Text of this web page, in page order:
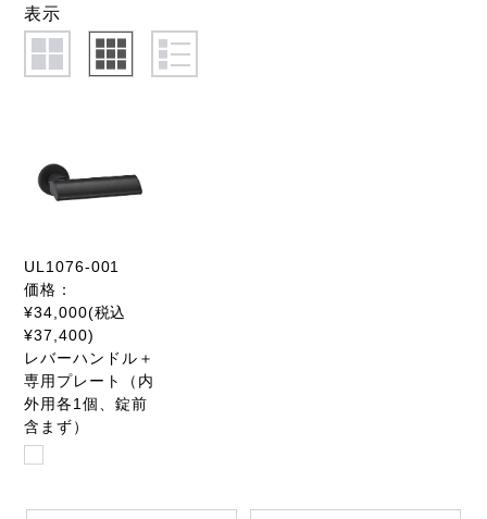
表示
UL1076-001
価格：
¥34,000(税込
¥37,400)
レバーハンドル＋
専用プレート（内
外用各1個、錠前
含まず）